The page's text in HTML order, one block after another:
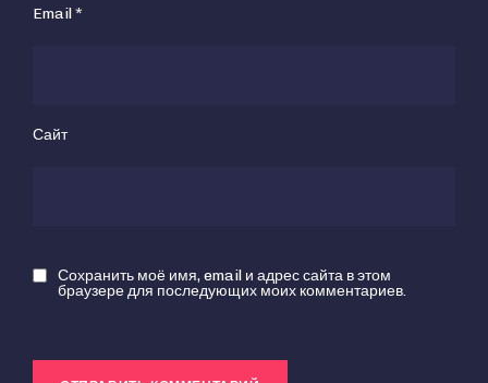
Email*
Сайт
Сохранить моё имя, email и адрес сайта в этом
браузере для последующих моих комментариев.